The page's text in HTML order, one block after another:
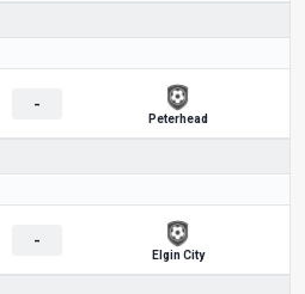
-
Peterhead
-
Elgin City